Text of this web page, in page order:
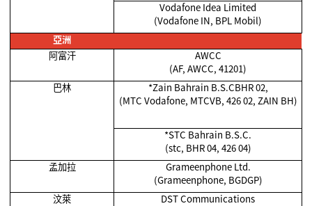
Vodafone Idea Limited
(Vodafone IN, BPL Mobil)
亞洲
阿富汗
AWCC
(AF, AWCC, 41201)
巴林
*Zain Bahrain B.S.CBHR 02,
(MTC Vodafone, MTCVB, 426 02, ZAIN BH)
*STC Bahrain B.S.C.
(stc, BHR 04, 426 04)
孟加拉
Grameenphone Ltd.
(Grameenphone, BGDGP)
汶萊
DST Communications